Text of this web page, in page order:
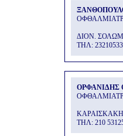
ΔΙΟΝ.
THΛ:
ΚΑΡΑΙΣΚΑΚΗ
THΛ: 210